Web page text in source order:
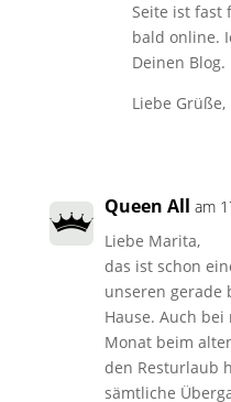
Seite ist fast
bald online.
Deinen Blog.
Liebe
Queen All am
Liebe Marita,
das ist schon
unseren gerade
Hause. Auch
Monat beim
den Resturlaub
sämtliche